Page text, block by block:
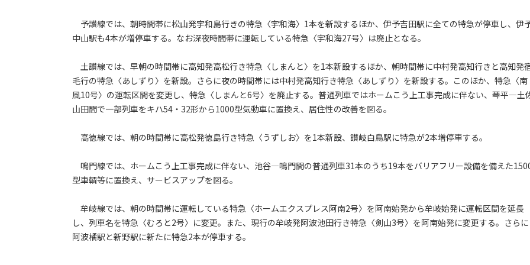
予讃線では、朝時間帯に松山発宇和島行きの特急〈宇和海〉1本を新設するほか、伊予吉田駅に全ての特急が停車し、伊
中山駅も4本が増停車する。なお深夜時間帯に運転している特急〈宇和海27号〉は廃止となる。
土讃線では、早朝の時間帯に高知発高松行き特急〈しまんと〉を1本新設するほか、朝時間帯に中村発高知行きと高知発
毛行の特急〈あしずり〉を新設。さらに夜の時間帯には中村発高知行き特急〈あしずり〉を新設する。このほか、特急〈南
風10号〉の運転区間を変更し、特急〈しまんと6号〉を廃止する。普通列車ではホームこう上工事完成に伴ない、琴平―土
山田間で一部列車をキハ54・32形から1000型気動車に置換え、居住性の改善を図る。
高徳線では、朝の時間帯に高松発徳島行き特急〈うずしお〉を1本新設、讃岐白鳥駅に特急が2本増停車する。
鳴門線では、ホームこう上工事完成に伴ない、池谷―鳴門間の普通列車31本のうち19本をバリアフリー設備を備えた
型車輌等に置換え、サービスアップを図る。
牟岐線では、朝の時間帯に運転している特急〈ホームエクスプレス阿南2号〉を阿南始発から牟岐始発に運転区間を延長
し、列車名を特急〈むろと2号〉に変更。また、現行の牟岐発阿波池田行き特急〈剣山3号〉を阿南始発に変更する。さらに
阿波橘駅と新野駅に新たに特急2本が停車する。